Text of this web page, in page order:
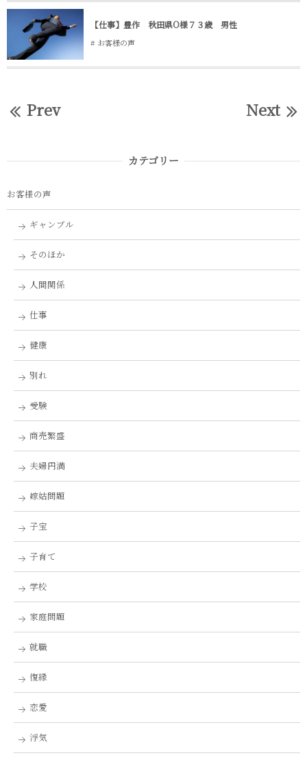
【仕事】豊作 秋田県O様７３歳 男性
お客様の声
Prev Next
カテゴリー
お客様の声
ギャンブル
そのほか
人間関係
仕事
健康
別れ
受験
商売繁盛
夫婦円満
嫁姑問題
子宝
子育て
学校
家庭問題
就職
復縁
恋愛
浮気